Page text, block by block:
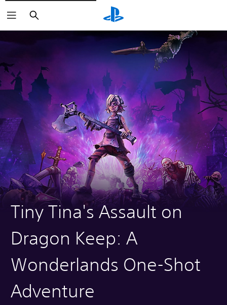
Vyhľadať
Tiny Tina's Assault on
Dragon Keep: A
Wonderlands One-Shot
Adventure